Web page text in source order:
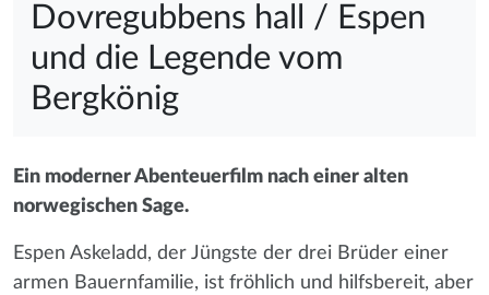
Dovregubbens hall
/ Espen
und die Legende vom
Bergkönig
Ein moderner Abenteuerfilm nach einer alten
norwegischen Sage.
Espen Askeladd, der Jüngste der drei Brüder einer
armen Bauernfamilie, ist fröhlich und hilfsbereit, aber